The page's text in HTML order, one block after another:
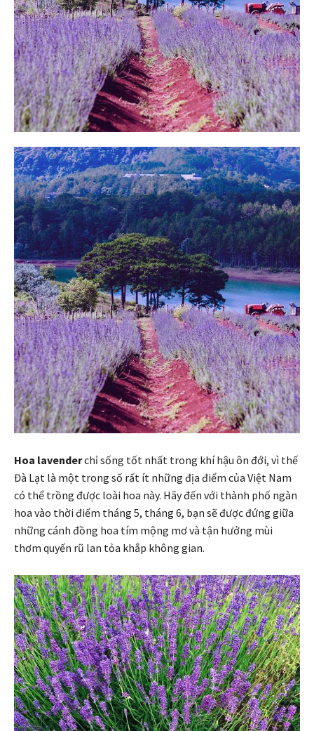
Hoa lavenderchỉ sống tốt nhất trong khí hậu ôn đới, vì thế
Đà Lạt là một trong số rất ít những địa điểm của Việt Nam
có thể trồng được loài hoa này. Hãy đến với thành phố ngàn
hoa vào thời điểm tháng 5, tháng 6, bạn sẽ được đứng giữa
những cánh đồng hoa tím mộng mơ và tận hưởng mùi
thơm quyến rũ lan tỏa khắp không gian.